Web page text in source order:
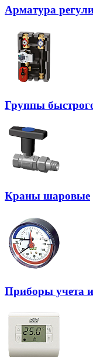
Арматура
Группы
Краны шаровые
Приборы учета